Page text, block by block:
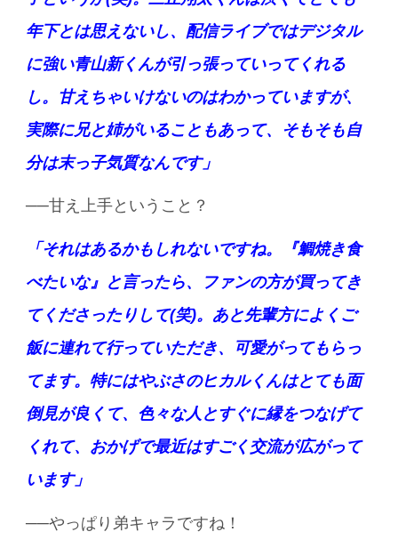
年下とは思えないし、配信ライブではデジタル
に強い青山新くんが引っ張っていってくれる
し。甘えちゃいけないのはわかっていますが、
実際に兄と姉がいることもあって、そもそも自
分は末っ子気質なんです」
──甘え上手ということ？
「それはあるかもしれないですね。『鯛焼き食
べたいな』と言ったら、ファンの方が買ってき
てくださったりして(笑)。あと先輩方によくご
飯に連れて行っていただき、可愛がってもらっ
てます。特にはやぶさのヒカルくんはとても面
倒見が良くて、色々な人とすぐに縁をつなげて
くれて、おかげで最近はすごく交流が広がって
います」
──やっぱり弟キャラですね！